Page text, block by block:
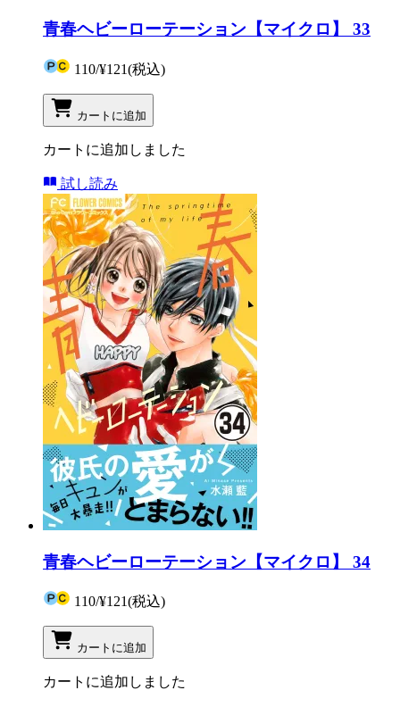
青春ヘビーローテーション【マイクロ】 33
110/¥121(税込)
カートに追加
カートに追加しました
試し読み
青春ヘビーローテーション【マイクロ】 34
110/¥121(税込)
カートに追加
カートに追加しました